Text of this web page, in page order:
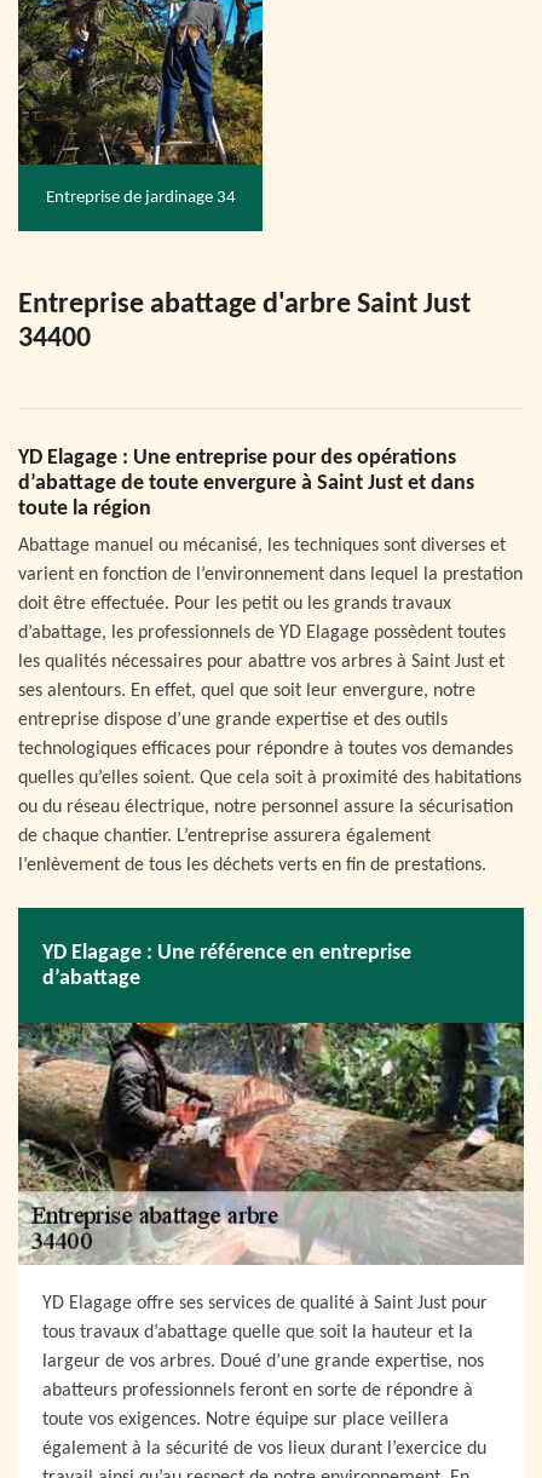
Entreprise de jardinage 34
Entreprise abattage d'arbre Saint Just
34400
YD Elagage : Une entreprise pour des opérations
d’abattage de toute envergure à Saint Just et dans
toute la région
Abattage manuel ou mécanisé, les techniques sont diverses et
varient en fonction de l’environnement dans lequel la prestation
doit être effectuée. Pour les petit ou les grands travaux
d’abattage, les professionnels de YD Elagage possèdent toutes
les qualités nécessaires pour abattre vos arbres à Saint Just et
ses alentours. En effet, quel que soit leur envergure, notre
entreprise dispose d’une grande expertise et des outils
technologiques efficaces pour répondre à toutes vos demandes
quelles qu’elles soient. Que cela soit à proximité des habitations
ou du réseau électrique, notre personnel assure la sécurisation
de chaque chantier. L’entreprise assurera également
l’enlèvement de tous les déchets verts en fin de prestations.
YD Elagage : Une référence en entreprise
d’abattage
YD Elagage offre ses services de qualité à Saint Just pour
tous travaux d’abattage quelle que soit la hauteur et la
largeur de vos arbres. Doué d’une grande expertise, nos
abatteurs professionnels feront en sorte de répondre à
toute vos exigences. Notre équipe sur place veillera
également à la sécurité de vos lieux durant l’exercice du